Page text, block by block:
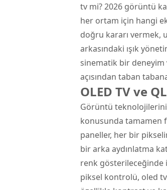
tv mi? 2026 görüntü
her ortam için hangi
doğru kararı vermek,
arkasındaki ışık
sinematik bir deneyim
açısından taban
OLED TV ve
Görüntü
konusunda tamamen
paneller, her bir
bir arka aydınlatma
renk gösterileceğinde
piksel kontrolü, oled